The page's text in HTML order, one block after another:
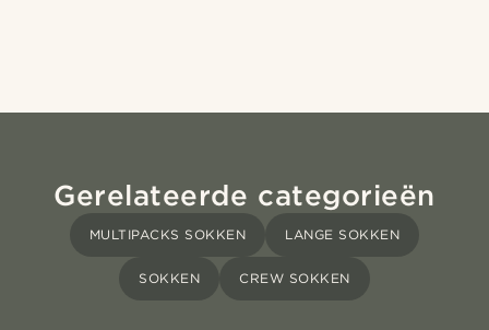
Gerelateerde categorieën
MULTIPACKS SOKKEN LANGE SOKKEN
SOKKEN CREW SOKKEN